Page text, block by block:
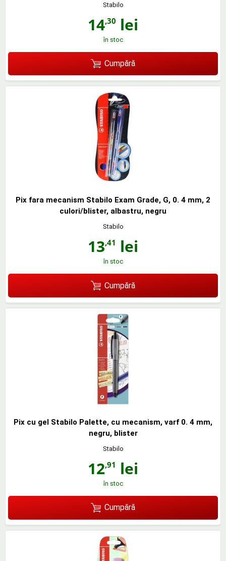
Stabilo
14,30 lei
în stoc
Cumpără
Pix fara mecanism Stabilo Exam Grade, G, 0. 4 mm, 2
culori/blister, albastru, negru
Stabilo
13,41 lei
în stoc
Cumpără
Pix cu gel Stabilo Palette, cu mecanism, varf 0. 4 mm,
negru, blister
Stabilo
12,91 lei
în stoc
Cumpără